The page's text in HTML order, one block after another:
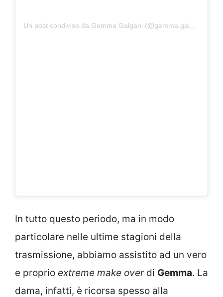
Un post condiviso da Gemma Galgani (@gemma.galgani)
In tutto questo periodo, ma in modo
particolare nelle ultime stagioni della
trasmissione, abbiamo assistito ad un vero
e proprio extreme make overdi Gemma. La
dama, infatti, è ricorsa spesso alla